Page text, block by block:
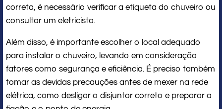
correta, é necessário verificar a etiqueta do chuveiro ou
consultar um eletricista.
Além disso, é importante escolher o local adequado
para instalar o chuveiro, levando em consideração
fatores como segurança e eficiência. É preciso também
tomar as devidas precauções antes de mexer na rede
elétrica, como desligar o disjuntor correto e preparar a